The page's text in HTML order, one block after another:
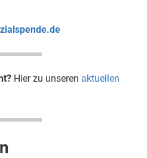
Hier zu unseren aktuellen